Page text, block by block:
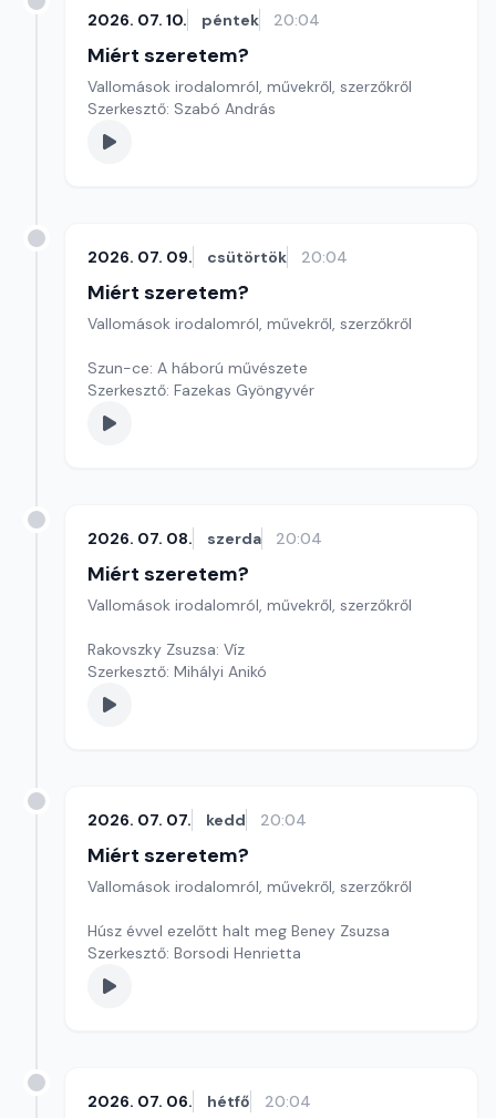
2026. 07. 10. péntek 20:04
Miért szeretem?
Vallomások irodalomról, művekről, szerzőkről
Szerkesztő: Szabó András
2026. 07. 09. csütörtök 20:04
Miért szeretem?
Vallomások irodalomról, művekről, szerzőkről
Szun-ce: A háború művészete
Szerkesztő: Fazekas Gyöngyvér
2026. 07. 08. szerda 20:04
Miért szeretem?
Vallomások irodalomról, művekről, szerzőkről
Rakovszky Zsuzsa: Víz
Szerkesztő: Mihályi Anikó
2026. 07. 07. kedd 20:04
Miért szeretem?
Vallomások irodalomról, művekről, szerzőkről
Húsz évvel ezelőtt halt meg Beney Zsuzsa
Szerkesztő: Borsodi Henrietta
2026. 07. 06. hétfő 20:04